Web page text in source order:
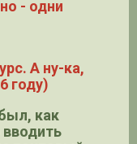
- одни
А ну-ка,
году)
как